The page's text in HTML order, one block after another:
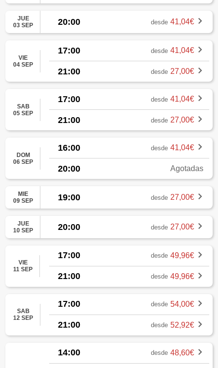
JUE
03 SEP
20:00 desde 41,04€
VIE
04 SEP
17:00 desde 41,04€
21:00 desde 27,00€
SAB
05 SEP
17:00 desde 41,04€
21:00 desde 27,00€
DOM
06 SEP
16:00 desde 41,04€
20:00 Agotadas
MIE
09 SEP
19:00 desde 27,00€
JUE
10 SEP
20:00 desde 27,00€
VIE
11 SEP
17:00 desde 49,96€
21:00 desde 49,96€
SAB
12 SEP
17:00 desde 54,00€
21:00 desde 52,92€
14:00 desde 48,60€